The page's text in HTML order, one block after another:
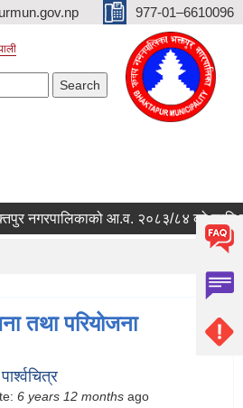
977-01–6610096
नगरपालिकाको आ.व. २०८३/८४ को लागि
तथा परियोजना
6 years 12 months ago